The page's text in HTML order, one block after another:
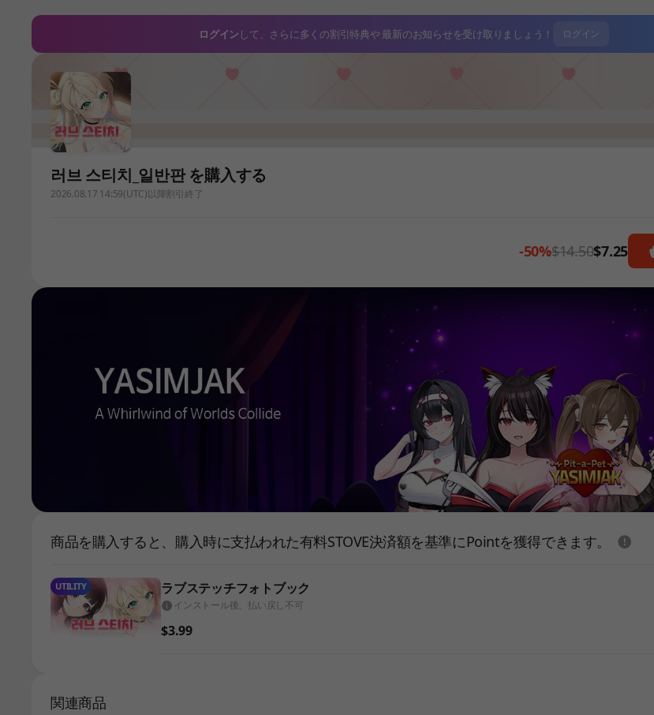
ログイン して、さらに多くの割引特典や最新のお知らせを受け取りましょう！ ログイン
러브 스티치_일반판 を購入する
2026.08.17 14:59(UTC)以降割引終了
-50%$14.50$7.25
商品を購入すると、購入時に支払われた有料STOVE決済額を基準にPointを獲得できます。 도움말
UTILITY ラブステッチフォトブック
インストール後、払い戻し不可
$3.99
関連商品